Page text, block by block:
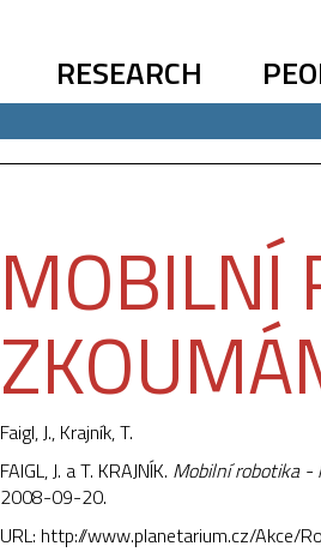
RESEARCH
MOBILNÍ
Faigl, J., Krajník, T.
FAIGL, J. a T. KRAJNÍK. Mobilní robotika -
2008-09-20.
URL: http://www.planetarium.cz/Akce/